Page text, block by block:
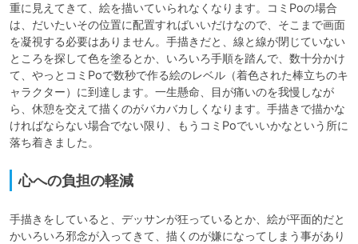
重に見えてきて、絵を描いていられなくなります。コミPoの場合
は、だいたいその位置に配置すればいいだけなので、そこまで画面
を凝視する必要はありません。手描きだと、線と線が閉じていない
ところを探して色を塗るとか、いろいろ手順を踏んで、数十分かけ
て、やっとコミPoで数秒で作る絵のレベル（着色された棒立ちのキ
ャラクター）に到達します。一生懸命、目が痛いのを我慢しなが
ら、休憩を交えて描くのがバカバカしくなります。手描きで描かな
ければならない場合でない限り、もうコミPoでいいかなという所に
落ち着きました。
心への負担の軽減
手描きをしていると、デッサンが狂っているとか、絵が平面的だと
かいろいろ邪念が入ってきて、描くのが嫌になってしまう事があり